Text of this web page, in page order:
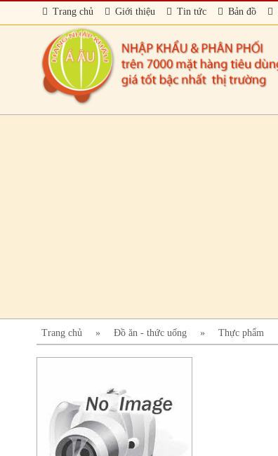
Trang chủ Giới thiệu Tin tức Bản đồ
Trang chủ » Đồ ăn - thức uống » Thực phẩm